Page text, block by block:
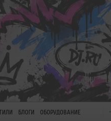
БЛОГИ ОБОРУДОВАНИЕ